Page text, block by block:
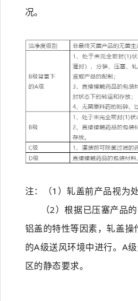
况。
注：（1）轧盖前产品视为
（2）根据已压塞产品的
铝盖的特性等因素，轧盖
的A级送风环境中进行。A
区的静态要求。